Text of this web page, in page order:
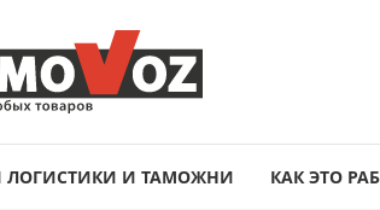
ЛОГИСТИКИ И ТАМОЖНИ КАК ЭТО